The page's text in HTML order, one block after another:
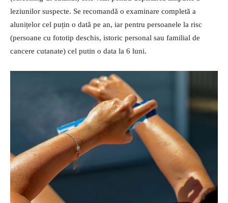
leziunilor suspecte. Se recomandă o examinare completă a
alunițelor cel puțin o dată pe an, iar pentru persoanele la risc
(persoane cu fototip deschis, istoric personal sau familial de
cancere cutanate) cel putin o data la 6 luni.